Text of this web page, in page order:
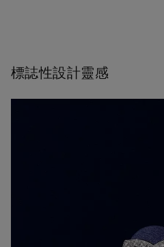
標誌性設計靈感